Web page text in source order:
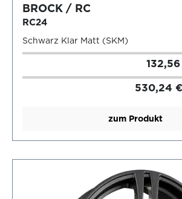
BROCK / RC
RC24
Schwarz Klar Matt (SKM)
530,24 €
zum Produkt